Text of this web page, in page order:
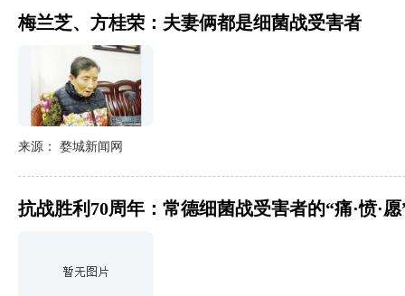
梅兰芝、方桂荣：夫妻俩都是细菌战受害者
来源： 婺城新闻网
抗战胜利70周年：常德细菌战受害者的“痛·愤·愿